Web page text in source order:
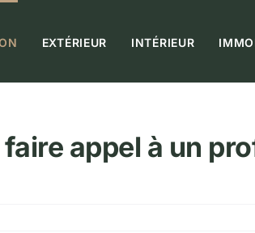
EXTÉRIEUR INTÉRIEUR
appel à un